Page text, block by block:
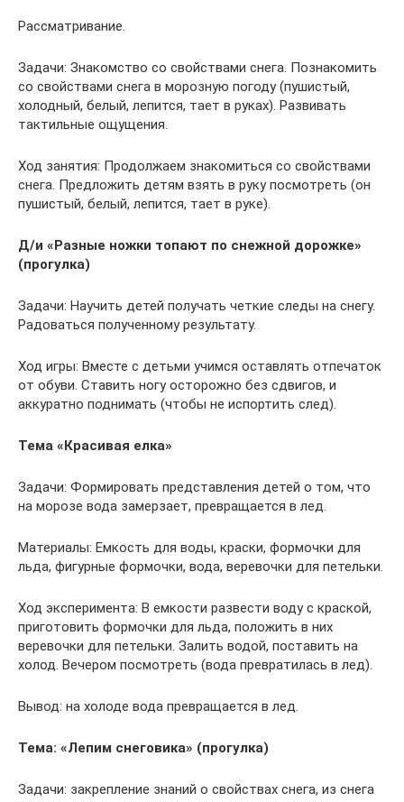
Рассматривание.
Задачи: Знакомство со свойствами снега. Познакомить
со свойствами снега в морозную погоду (пушистый,
холодный, белый, лепится, тает в руках). Развивать
тактильные ощущения.
Ход занятия: Продолжаем знакомиться со свойствами
снега. Предложить детям взять в руку посмотреть (он
пушистый, белый, лепится, тает в руке).
Д/и «Разные ножки топают по снежной дорожке»
(прогулка)
Задачи: Научить детей получать четкие следы на снегу.
Радоваться полученному результату.
Ход игры: Вместе с детьми учимся оставлять отпечаток
от обуви. Ставить ногу осторожно без сдвигов, и
аккуратно поднимать (чтобы не испортить след).
Тема «Красивая елка»
Задачи: Формировать представления детей о том, что
на морозе вода замерзает, превращается в лед.
Материалы: Емкость для воды, краски, формочки для
льда, фигурные формочки, вода, веревочки для петельки.
Ход эксперимента: В емкости развести воду с краской,
приготовить формочки для льда, положить в них
веревочки для петельки. Залить водой, поставить на
холод. Вечером посмотреть (вода превратилась в лед).
Вывод: на холоде вода превращается в лед.
Тема: «Лепим снеговика» (прогулка)
Задачи: закрепление знаний о свойствах снега, из снега